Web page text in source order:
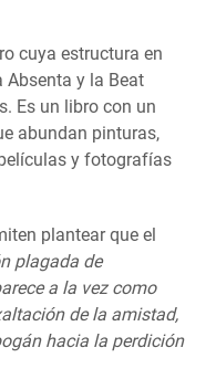
cuya estructura en
Absenta y la Beat
Es un libro con un
abundan pinturas,
y fotografías
plantear que el
plagada de
a la vez como
de la amistad,
hacia la perdición